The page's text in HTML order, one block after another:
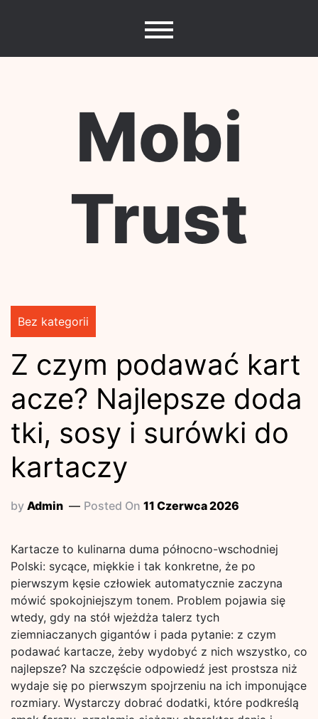
Mobi
Trust
Bez kategorii
Z czym podawać kart
acze? Najlepsze doda
tki, sosy i surówki do
kartaczy
by Admin Posted On 11 Czerwca 2026
Kartacze to kulinarna duma północno-wschodniej
Polski: sycące, miękkie i tak konkretne, że po
pierwszym kęsie człowiek automatycznie zaczyna
mówić spokojniejszym tonem. Problem pojawia się
wtedy, gdy na stół wjeżdża talerz tych
ziemniaczanych gigantów i pada pytanie: z czym
podawać kartacze, żeby wydobyć z nich wszystko, co
najlepsze? Na szczęście odpowiedź jest prostsza niż
wydaje się po pierwszym spojrzeniu na ich imponujące
rozmiary. Wystarczy dobrać dodatki, które podkreślą